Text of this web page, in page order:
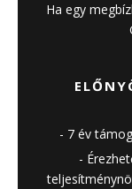
Ha egy
7 év